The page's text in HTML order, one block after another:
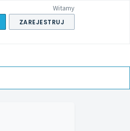
Witamy
ZAREJESTRUJ